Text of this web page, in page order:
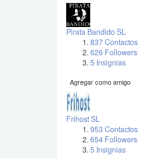
Pirata Bandido SL
837 Contactos
626 Followers
5 Insignias
Agregar como amigo
Frihost SL
953 Contactos
654 Followers
5 Insignias